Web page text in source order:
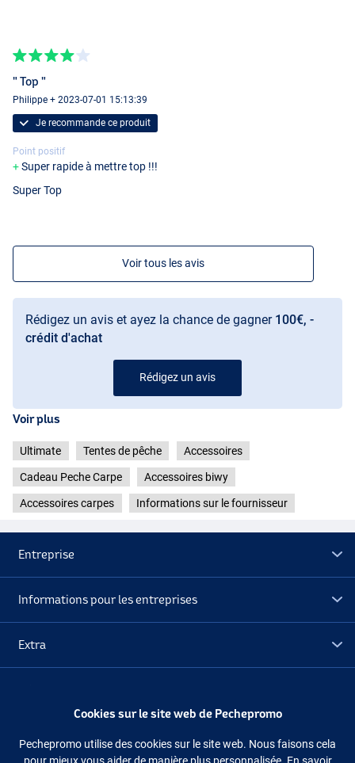
" Top "
Philippe + 2023-07-01 15:13:39
Je recommande ce produit
Point positif
Super rapide à mettre top !!!
Super Top
Voir tous les avis
Rédigez un avis et ayez la chance de gagner 100€, -
crédit d'achat
Rédigez un avis
Voir plus
Ultimate Tentes de pêche Accessoires
Cadeau Peche Carpe Accessoires biwy
Accessoires carpes Informations sur le fournisseur
Entreprise
Informations pour les entreprises
Extra
Suivez-nous Facebook Instagram
Cookies sur le site web de Pechepromo
Pechepromo utilise des cookies sur le site web. Nous faisons cela